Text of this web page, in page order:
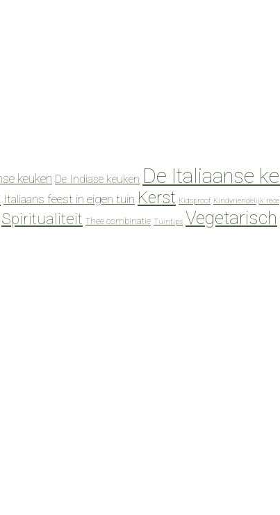
keuken De Indiase keuken De Italiaanse
Italiaans feest in eigen tuin Kerst Kidsproof Kindvriendelijk
Spiritualiteit Thee combinatie Tuintips Vegetarisch